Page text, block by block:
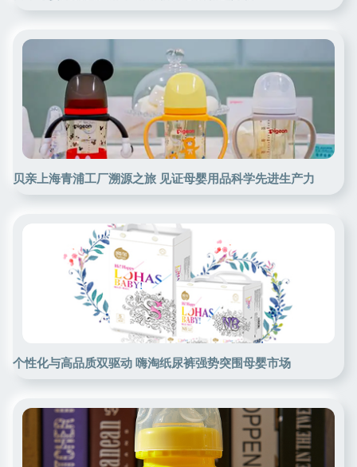
贝亲上海青浦工厂溯源之旅 见证母婴用品科学先进生产力
个性化与高品质双驱动 嗨淘纸尿裤强势突围母婴市场